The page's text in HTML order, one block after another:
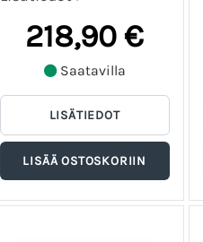
218,90 €
Saatavilla